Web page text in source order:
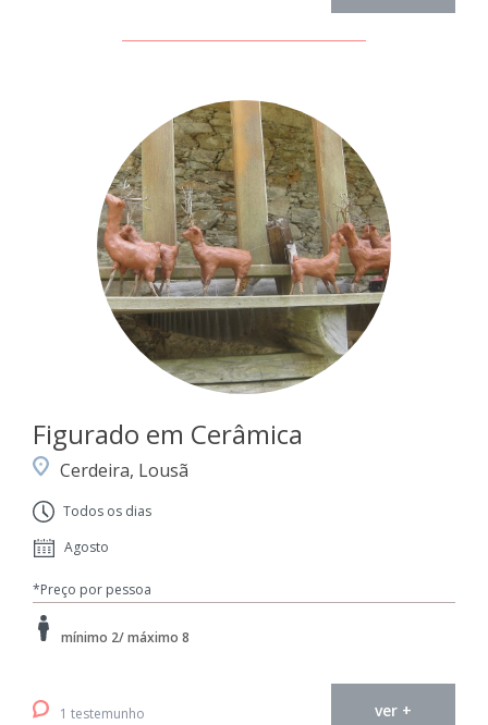
Figurado em Cerâmica
Cerdeira, Lousã
Todos os dias
Agosto
*Preço por pessoa
mínimo 2/ máximo 8
1 testemunho ver +